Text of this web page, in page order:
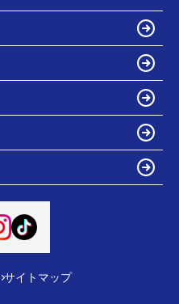
サイトマップ